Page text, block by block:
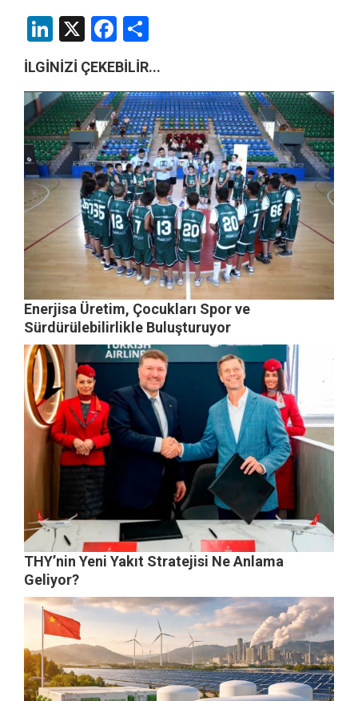
LinkedIn
X Facebook
İLGİNİZİ ÇEKEBİLİR...
Enerjisa Üretim, Çocukları Spor ve
Sürdürülebilirlikle Buluşturuyor
THY’nin Yeni Yakıt Stratejisi Ne Anlama
Geliyor?